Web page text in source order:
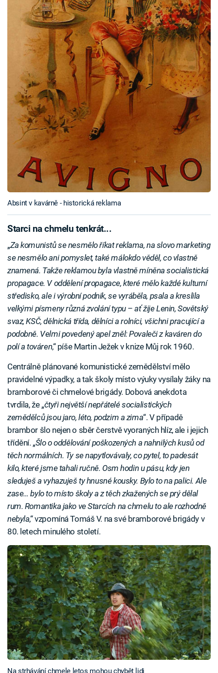
Absint v kavárně - historická reklama
Starci na chmelu tenkrát...
„Za komunistů se nesmělo říkat reklama, na slovo marketing
se nesmělo ani pomyslet, také málokdo věděl, co vlastně
znamená. Takže reklamou byla vlastně míněna socialistická
propagace. V oddělení propagace, které mělo každé kulturní
středisko, ale i výrobní podnik, se vyráběla, psala a kreslila
velkými písmeny různá zvolání typu – ať žije Lenin, Sovětský
svaz, KSČ, dělnická třída, dělníci a rolníci, všichni pracující a
podobně. Velmi povedený apel zněl: Povaleči z kaváren do
polí a továren,“ píše Martin Ježek v knize Můj rok 1960.
Centrálně plánované komunistické zemědělství mělo
pravidelné výpadky, a tak školy místo výuky vysílaly žáky na
bramborové či chmelové brigády. Dobová anekdota
tvrdila, že „čtyři největší nepřátelé socialistických
zemědělců jsou jaro, léto, podzim a zima“. V případě
brambor šlo nejen o sběr čerstvě vyoraných hlíz, ale i jejich
třídění. „Šlo o oddělování poškozených a nahnilých kusů od
těch normálních. Ty se napytlovávaly, co pytel, to padesát
kilo, které jsme tahali ručně. Osm hodin u pásu, kdy jen
sleduješ a vyhazuješ ty hnusné kousky. Bylo to na palici. Ale
zase… bylo to místo školy a z těch zkažených se prý dělal
rum. Romantika jako ve Starcích na chmelu to ale rozhodně
nebyla,“ vzpomíná Tomáš V. na své bramborové brigády v
80. letech minulého století.
Na strhávání chmele letos mohou chybět lidi